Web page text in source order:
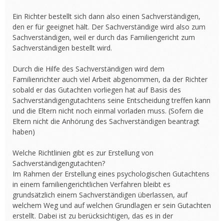
Ein Richter bestellt sich dann also einen Sachverständigen,
den er für geeignet hält. Der Sachverständige wird also zum
Sachverständigen, weil er durch das Familiengericht zum
Sachverständigen bestellt wird.
Durch die Hilfe des Sachverständigen wird dem
Familienrichter auch viel Arbeit abgenommen, da der Richter
sobald er das Gutachten vorliegen hat auf Basis des
Sachverständigengutachtens seine Entscheidung treffen kann
und die Eltern nicht noch einmal vorladen muss. (Sofern die
Eltern nicht die Anhörung des Sachverständigen beantragt
haben)
Welche Richtlinien gibt es zur Erstellung von
Sachverständigengutachten?
Im Rahmen der Erstellung eines psychologischen Gutachtens
in einem familiengerichtlichen Verfahren bleibt es
grundsätzlich einem Sachverständigen überlassen, auf
welchem Weg und auf welchen Grundlagen er sein Gutachten
erstellt. Dabei ist zu berücksichtigen, das es in der